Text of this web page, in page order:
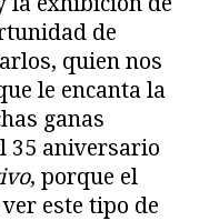
de
quien nos
le encanta la
ganas
35 aniversario
, porque el
este tipo de